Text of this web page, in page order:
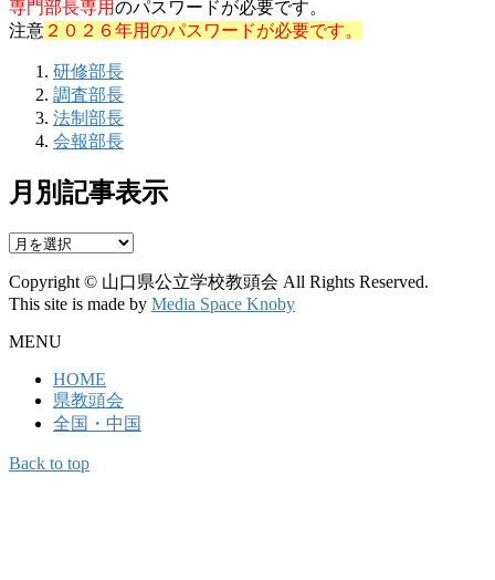
専門部長専用のパスワードが必要です。
注意 ２０２６年用のパスワードが必要です。
研修部長
調査部長
法制部長
会報部長
月別記事表示
月
記
事
表
Copyright © 山口県公立学校教頭会 All Rights Reserved.
This site is made by Media Space Knoby
MENU
HOME
県教頭会
全国・中国
Back to top